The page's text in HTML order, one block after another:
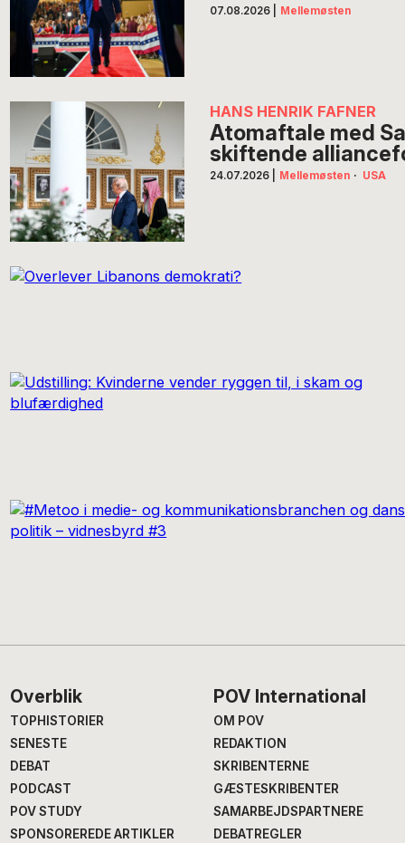
07.08.2026 Mellemøsten
HANS HENRIK FAFNER
Atomaftale med
skiftende
24.07.2026 Mellemøsten · USA
Footer
Overblik
TOPHISTORIER
SENESTE
DEBAT
PODCAST
POV STUDY
SPONSOREREDE ARTIKLER
POV International
OM POV
REDAKTION
SKRIBENTERNE
GÆSTESKRIBENTER
SAMARBEJDSPARTNERE
DEBATREGLER